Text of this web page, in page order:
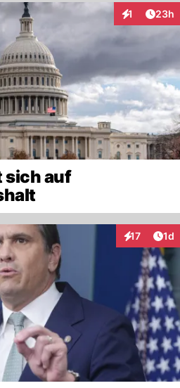
1
Interaktionen
23h
sich auf
17 1d